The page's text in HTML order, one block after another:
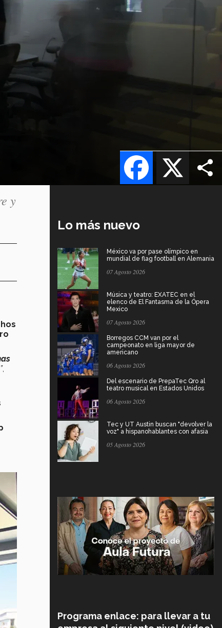
X
Facebook
y
,
Lo más nuevo
México va por pase olímpico en
mundial de flag football en Alemania
07 Agosto 2026
Música y teatro: EXATEC en el
elenco de El Fantasma de la Ópera
Mexico
07 Agosto 2026
Borregos CCM van por el
campeonato en liga mayor de
americano
06 Agosto 2026
Del escenario de PrepaTec Qro al
teatro musical en Estados Unidos
06 Agosto 2026
Tec y UT Austin buscan "devolver la
voz" a hispanohablantes con afasia
05 Agosto 2026
Programa enlace: para llevar a tu